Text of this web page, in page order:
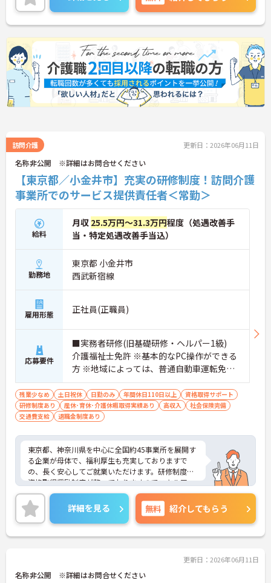
勤務いただけます。最寄り駅より徒歩圏内の好立地
も魅力です。
ご興味のある方には、面接対策ポイントなど、さら
に詳細をお話しいたしますのでお気軽にご相談くだ
さい！
訪問介護 更新日：2026年06月11日
名称非公開 ※詳細はお問合せください
【東京都／小金井市】充実の研修制度！訪問介護
事業所でのサービス提供責任者＜常勤＞
給料
月収 25.5万円～31.3万円程度（処遇改善手
当・特定処遇改善手当込）
勤務地
東京都 小金井市
西武新宿線
雇用形態 正社員(正職員)
応募要件
■実務者研修(旧基礎研修・ヘルパー1級)
介護福祉士免許 ※基本的なPC操作ができる
方 ※地域によっては、普通自動車運転免許
(AT限定可)が必要となる場合があります。
残業少なめ 土日祝休 日勤のみ 年間休日110日以上
資格取得サポート
研修制度あり
産休･育休･介護休暇取得実績あり 高収入
社会保険完備
交通費支給
退職金制度あり
東京都、神奈川県を中心に全国約45事業所を展開す
る企業が母体で、福利厚生も充実しておりますで
の、長く安心してご就業いただけます。研修制度や
資格取得奨励制度が整っておりますのでスキルアッ
プも目指せる環境です。
ご興味のある方は是非お気軽にお問い合わせ下さ
い。
詳細を見る 無料 紹介してもらう
更新日：2026年06月11日
名称非公開 ※詳細はお問合せください